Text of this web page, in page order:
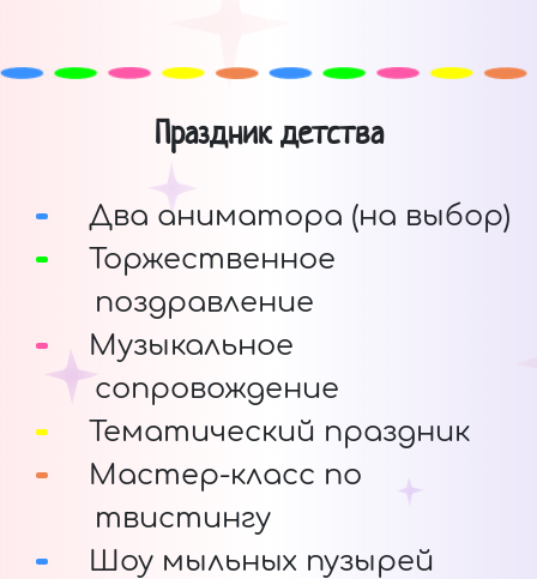
Праздник детства
Два аниматора (на выбор)
Торжественное
поздравление
Музыкальное
сопровождение
Тематический праздник
Мастер-класс по
твистингу
Шоу мыльных пузырей